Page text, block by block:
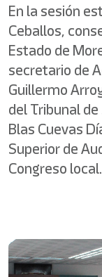
En la sesión
Ceballos,
Estado de
secretario de
Guillermo
del Tribunal
Blas Cuevas
Superior de
Congreso local.